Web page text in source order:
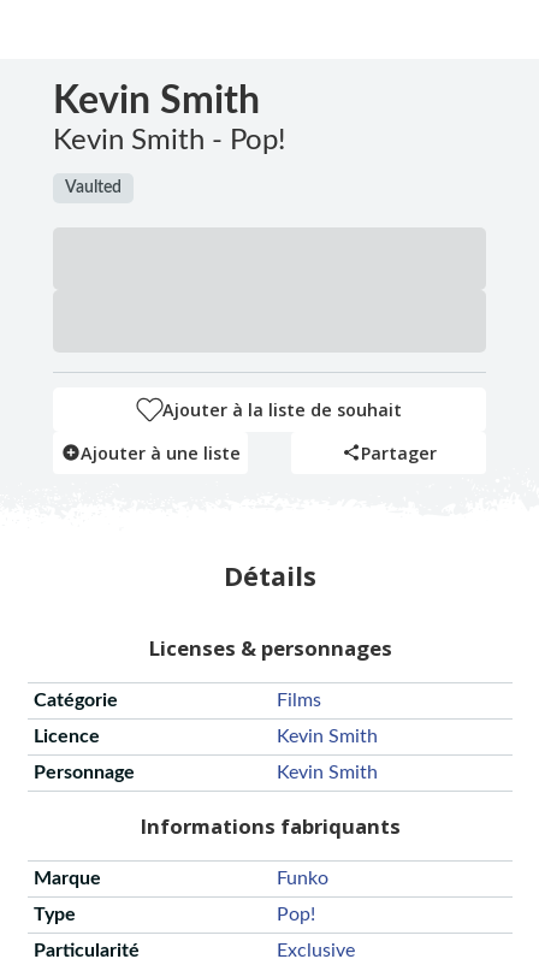
Kevin Smith
Kevin Smith - Pop!
Vaulted
Ajouter à la liste de souhait
Ajouter à une liste
Partager
Détails
Licenses & personnages
Catégorie
Films
Licence
Kevin Smith
Personnage
Kevin Smith
Informations fabriquants
Marque
Funko
Type
Pop!
Particularité
Exclusive